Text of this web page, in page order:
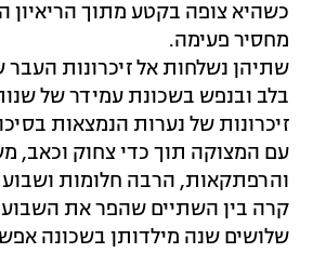
כשהיא צופה בקטע מתוך הריאיון
מחסיר פעימה.
שתיהן נשלחות אל זיכרונות
בלב ובנפש בשכונת עמידר של
זיכרונות של נערות הנמצאות
עם המצוקה תוך כדי צחוק וכאב,
והרפתקאות, הרבה חלומות
קרה בין השתיים שהפר את
שלושים שנה מילדותן בשכונה